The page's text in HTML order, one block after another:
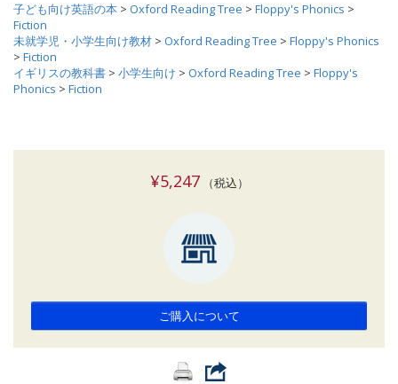
子ども向け英語の本 > Oxford Reading Tree > Floppy's Phonics >
Fiction
未就学児・小学生向け教材 > Oxford Reading Tree > Floppy's Phonics
> Fiction
イギリスの教科書 > 小学生向け > Oxford Reading Tree > Floppy's
Phonics > Fiction
¥5,247（税込）
ご購入について